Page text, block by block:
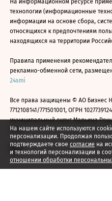
На нашем сайте используются
персонализации. Продолжая
подтверждаете свое согласие на
и технологий персонализации в
отношении обработки
На информационном ресурсе
технологии (информационные
информации на основе сбора,
относящихся к предпочтениям
находящихся на территории
Правила применения
рекламно-обменной сети,
24smi
Все права защищены © АО Бизнес
7712108141/771501001, ОГРН
муниципальный округ Марьина
2026